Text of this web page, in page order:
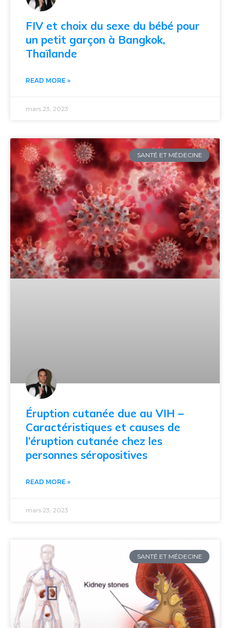
FIV et choix du sexe du bébé pour
un petit garçon à Bangkok,
Thaïlande
READ MORE »
mars 23, 2023
SANTÉ ET MÉDECINE
Éruption cutanée due au VIH –
Caractéristiques et causes de
l’éruption cutanée chez les
personnes séropositives
READ MORE »
mars 23, 2023
SANTÉ ET MÉDECINE